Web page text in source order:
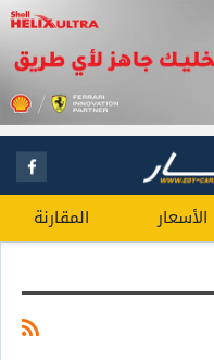
الأسعار المقارنة